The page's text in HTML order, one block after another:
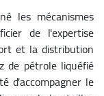
les mécanismes
de l'expertise
et la distribution
de pétrole liquéfié
d'accompagner le